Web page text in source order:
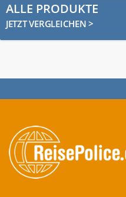
ALLE PRODUKTE
JETZT VERGLEICHEN >